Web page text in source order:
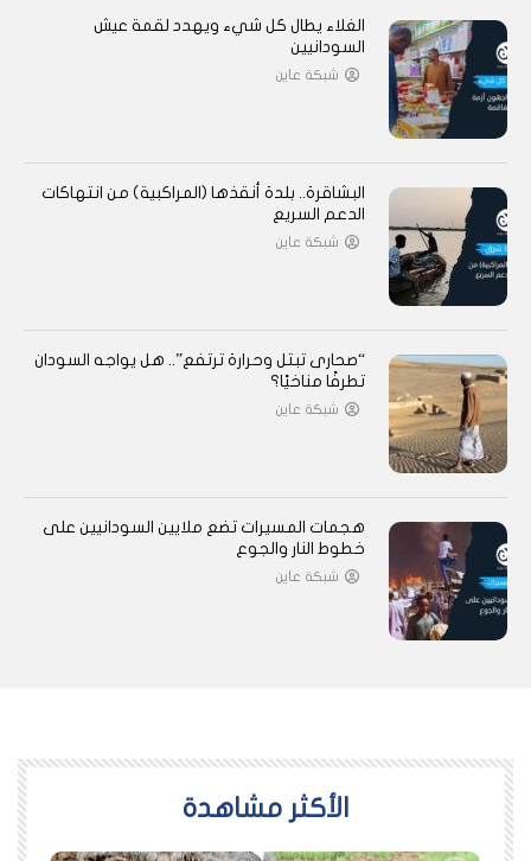
الغلاء يطال كل شيء ويهدد لقمة عيش
السودانيين
شبكة عاين
البشاقرة.. بلدة أنقذها (المراكبية) من انتهاكات
الدعم السريع
شبكة عاين
“صحارى تبتل وحرارة ترتفع”.. هل يواجه السودان
تطرفًا مناخيًا؟
شبكة عاين
هجمات المسيرات تضع ملايين السودانيين على
خطوط النار والجوع
شبكة عاين
اﻷكثر مشاهدة